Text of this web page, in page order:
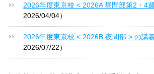
2026年度東京校 < 2026A 昼間部第2・4
2026/04/04）
2026年度東京校 < 2026B 夜間部 > の講
2026/07/22）